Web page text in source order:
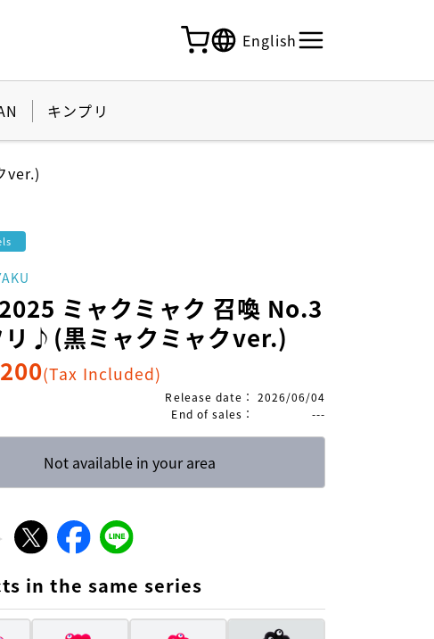
English
キンプリ
ver.)
ミャクミャク 召喚 No.3
リ♪(黒ミャクミャクver.)
(Tax Included)
Release date ： 2026/06/04
End of sales ： ---
Not available in your area
in the same series